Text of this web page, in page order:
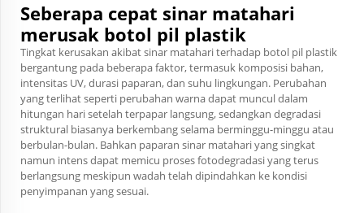
Seberapa cepat sinar matahari
merusak botol pil plastik
Tingkat kerusakan akibat sinar matahari terhadap botol pil plastik
bergantung pada beberapa faktor, termasuk komposisi bahan,
intensitas UV, durasi paparan, dan suhu lingkungan. Perubahan
yang terlihat seperti perubahan warna dapat muncul dalam
hitungan hari setelah terpapar langsung, sedangkan degradasi
struktural biasanya berkembang selama berminggu-minggu atau
berbulan-bulan. Bahkan paparan sinar matahari yang singkat
namun intens dapat memicu proses fotodegradasi yang terus
berlangsung meskipun wadah telah dipindahkan ke kondisi
penyimpanan yang sesuai.